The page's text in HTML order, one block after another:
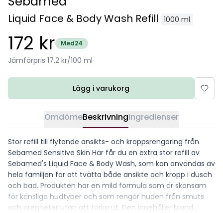
Liquid Face & Body Wash Refill 1000 ml
172 kr Med24
Jämförpris 17,2 kr/100 ml
Lägg i varukorg
OmdömeBeskrivningIngredienser
Stor refill till flytande ansikts- och kroppsrengöring från
Sebamed Sensitive Skin Här får du en extra stor refill av
Sebamed's Liquid Face & Body Wash, som kan användas av
hela familjen för att tvätta både ansikte och kropp i dusch
och bad. Produkten har en mild formula som är skonsam
för känsliga hudtyper och som rengör huden från smuts
och orenheter utan att torka ut. Den innehåller bland